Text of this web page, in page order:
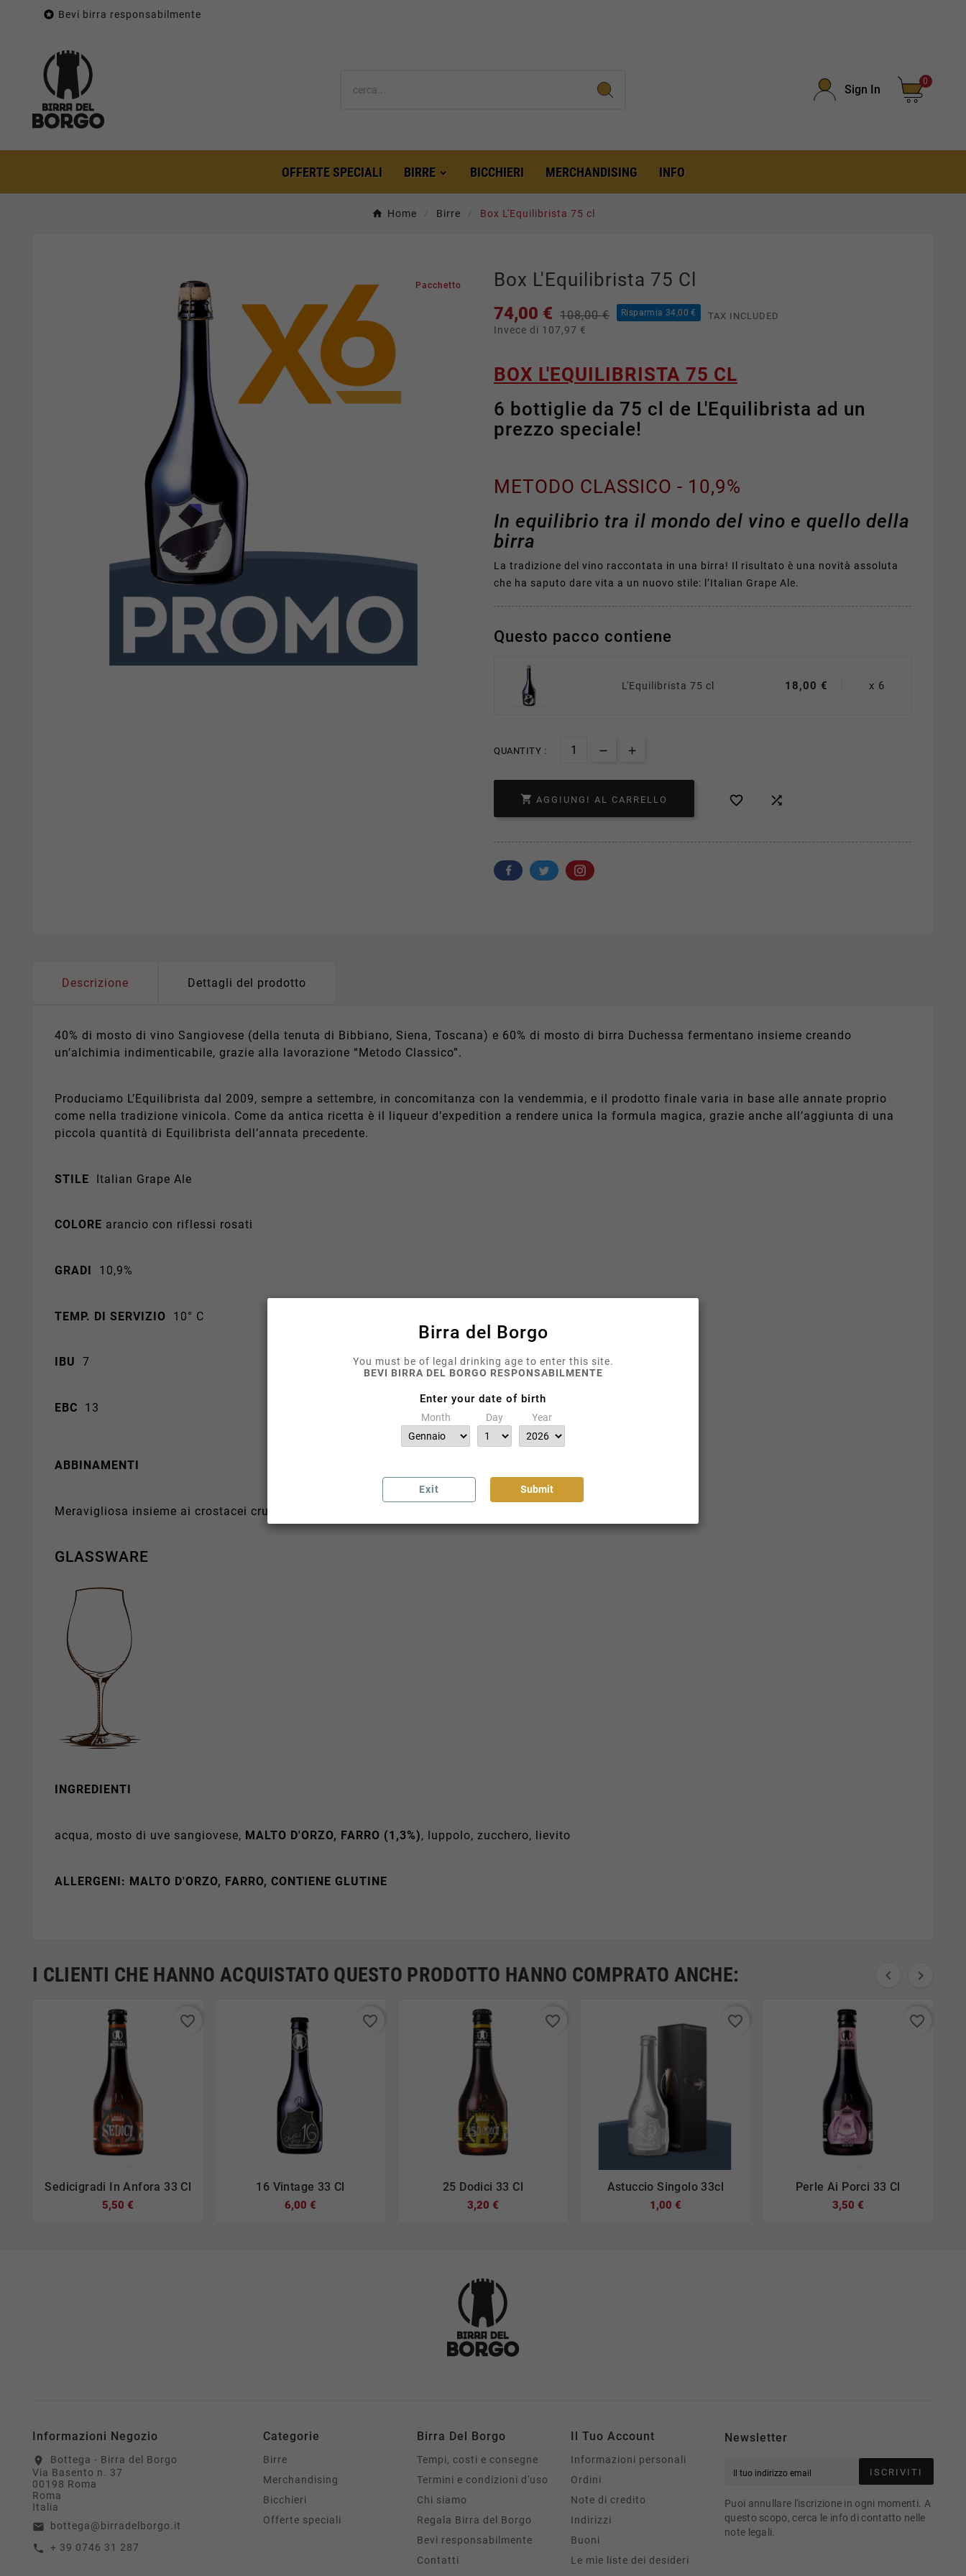
 Bevi birra responsabilmente
Sign In
0
OFFERTE SPECIALI BIRRE BICCHIERI MERCHANDISING INFO
Home Birre Box L'Equilibrista 75 cl
Pacchetto Box L'Equilibrista 75 Cl
74,00 € 108,00 € Risparmia 34,00 € TAX INCLUDED
Invece di 107,97 €
BOX L'EQUILIBRISTA 75 CL
6 bottiglie da 75 cl de L'Equilibrista ad un
prezzo speciale!
METODO CLASSICO - 10,9%
In equilibrio tra il mondo del vino e quello della
birra
La tradizione del vino raccontata in una birra! Il risultato è una novità assoluta
che ha saputo dare vita a un nuovo stile: l’Italian Grape Ale.
Questo pacco contiene
L'Equilibrista 75 cl 18,00 € x 6
QUANTITY :
 AGGIUNGI AL CARRELLO  
Descrizione Dettagli del prodotto
40% di mosto di vino Sangiovese (della tenuta di Bibbiano, Siena, Toscana) e 60% di mosto di birra Duchessa fermentano insieme creando
un’alchimia indimenticabile, grazie alla lavorazione “Metodo Classico”.
Produciamo L’Equilibrista dal 2009, sempre a settembre, in concomitanza con la vendemmia, e il prodotto finale varia in base alle annate proprio
come nella tradizione vinicola. Come da antica ricetta è il liqueur d’expedition a rendere unica la formula magica, grazie anche all’aggiunta di una
piccola quantità di Equilibrista dell’annata precedente.
STILE Italian Grape Ale
COLORE arancio con riflessi rosati
GRADI 10,9%
TEMP. DI SERVIZIO 10° C
IBU 7
EBC 13
ABBINAMENTI
Meravigliosa insieme ai crostacei crudi, e si fa ben apprezzare con
GLASSWARE
INGREDIENTI
acqua, mosto di uve sangiovese, MALTO D'ORZO, FARRO (1,3%), luppolo, zucchero, lievito
ALLERGENI: MALTO D'ORZO, FARRO, CONTIENE GLUTINE
I CLIENTI CHE HANNO ACQUISTATO QUESTO PRODOTTO HANNO COMPRATO ANCHE:  
Sedicigradi In Anfora 33 Cl
5,50 €
favorite_border
16 Vintage 33 Cl
6,00 €
favorite_border
25 Dodici 33 Cl
3,20 €
favorite_border

Astuccio Singolo 33cl
1,00 €
favorite_border
Perle Ai Porci 33 Cl
3,50 €
favorite_border
Informazioni Negozio
location_on
Bottega - Birra del Borgo
Via Basento n. 37
00198 Roma
Roma
Italia
email bottega@birradelborgo.it
call + 39 0746 31 287
Categorie
Birre
Merchandising
Bicchieri
Offerte speciali
Birra Del Borgo
Tempi, costi e consegne
Termini e condizioni d'uso
Chi siamo
Regala Birra del Borgo
Bevi responsabilmente
Contatti
Il Tuo Account
Informazioni personali
Ordini
Note di credito
Indirizzi
Buoni
Le mie liste dei desideri
Newsletter
ISCRIVITI
Puoi annullare l'iscrizione in ogni momenti. A
questo scopo, cerca le info di contatto nelle
note legali.
Birra del Borgo
You must be of legal drinking age to enter this site.
BEVI BIRRA DEL BORGO RESPONSABILMENTE
Enter your date of birth
Month Day Year
Exit Submit